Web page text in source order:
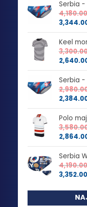
Serbia
Keel
Serbia
Polo
Serbia
3,352.00